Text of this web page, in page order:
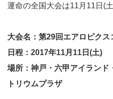
運命の全国大会は11月11日(
大会名：第29回エアロビク
日程：2017年11月11日(土)
場所：神戸・六甲アイランド
トリウムプラザ